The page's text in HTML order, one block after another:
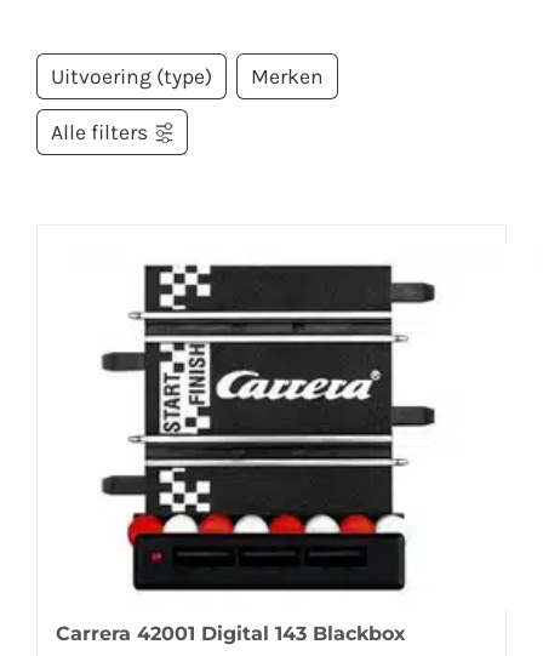
Uitvoering (type) Merken
Alle filters
Carrera 42001 Digital 143 Blackbox